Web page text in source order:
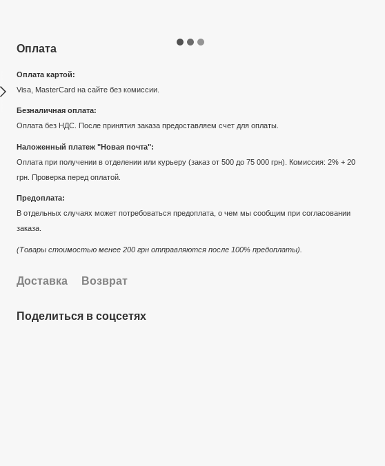
Оплата
Оплата картой:
Visa, MasterCard на сайте без комиссии.
Безналичная оплата:
Оплата без НДС. После принятия заказа предоставляем счет для оплаты.
Наложенный платеж "Новая почта":
Оплата при получении в отделении или курьеру (заказ от 500 до 75 000 грн). Комиссия: 2% + 20
грн. Проверка перед оплатой.
Предоплата:
В отдельных случаях может потребоваться предоплата, о чем мы сообщим при согласовании
заказа.
(Товары стоимостью менее 200 грн отправляются после 100% предоплаты).
Доставка Возврат
Поделиться в соцсетях